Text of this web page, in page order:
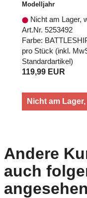
Modelljahr
Nicht am Lager,
Art.Nr. 5253492
Farbe:
pro Stück (inkl.
Standardartikel)
119,99 EUR
Nicht am
Andere
auch
angesehen